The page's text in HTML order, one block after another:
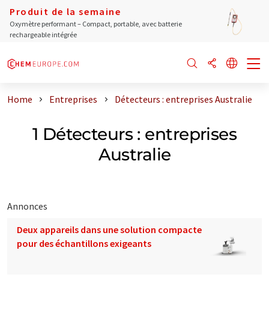
Produit de la semaine
Oxymètre performant – Compact, portable, avec batterie
rechargeable intégrée
Home Entreprises Détecteurs : entreprises Australie
1 Détecteurs : entreprises
Australie
Annonces
Deux appareils dans une solution compacte
pour des échantillons exigeants